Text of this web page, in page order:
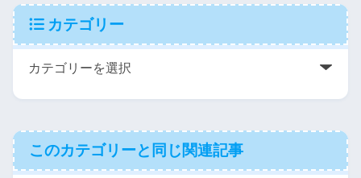
カテゴリー
このカテゴリーと同じ関連記事